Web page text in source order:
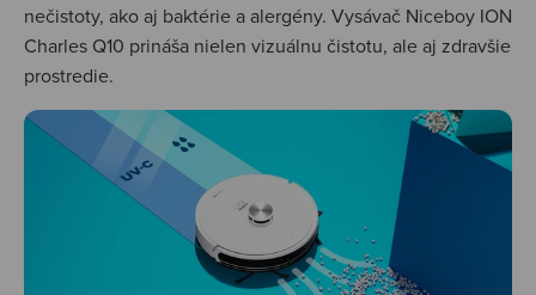
nečistoty, ako aj baktérie a alergény. Vysávač Niceboy ION
Charles Q10 prináša nielen vizuálnu čistotu, ale aj zdravšie
prostredie.